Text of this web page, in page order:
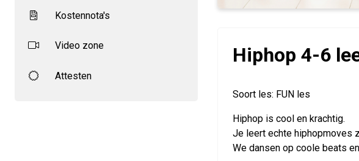
Kostennota's
Video zone
Attesten
Hiphop 4-6
Soort les: FUN les
Hiphop is cool en krachtig.
Je leert echte hiphopmoves
We dansen op coole beats